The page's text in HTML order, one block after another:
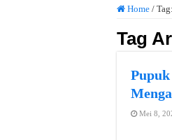
Home / Tag:
Tag
Mei 8,